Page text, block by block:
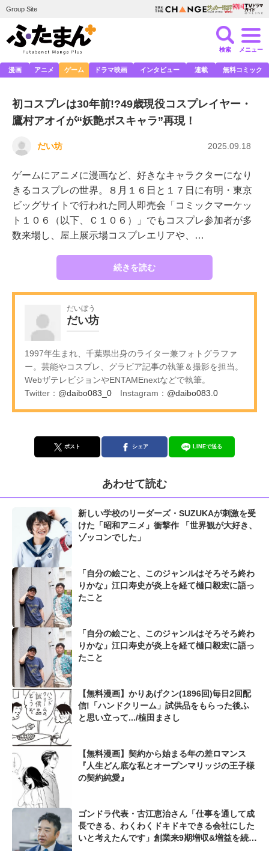
Group Site
検索 メニュー
漫画 アニメ ゲーム ドラマ映画 インタビュー 連載 無料コミック
初コスプレは30年前!?49歳現役コスプレイヤー・
鷹村アオイが“妖艶ボスキャラ”再現！
だい坊 2025.09.18
ゲームにアニメに漫画など、好きなキャラクターになり
きるコスプレの世界。８月１６日と１７日に有明・東京
ビッグサイトで行われた同人即売会「コミックマーケッ
ト１０６（以下、Ｃ１０６）」でもコスプレ参加者が多
数来場し、屋上展示場コスプレエリアや、…
続きを読む
だいぼう
だい坊
1997年生まれ、千葉県出身のライター兼フォトグラファ
ー。芸能やコスプレ、グラビア記事の執筆＆撮影を担当。
WebザテレビジョンやENTAMEnextなどで執筆。
Twitter： @daibo083_0 Instagram： @daibo083.0
ポスト シェア LINEで送る
あわせて読む
新しい学校のリーダーズ・SUZUKAが刺激を受
けた「昭和アニメ」衝撃作 「世界観が大好き、
ゾッコンでした」
「自分の絵ごと、このジャンルはそろそろ終わ
りかな」江口寿史が炎上を経て樋口毅宏に語っ
たこと
「自分の絵ごと、このジャンルはそろそろ終わ
りかな」江口寿史が炎上を経て樋口毅宏に語っ
たこと
【無料漫画】かりあげクン(1896回)毎日2回配
信!「ハンドクリーム」試供品をもらった後ふ
と思い立って.../植田まさし
【無料漫画】契約から始まる年の差ロマンス
『人生どん底な私とオープンマリッジの王子様
の契約純愛』
ゴンドラ代表・古江恵治さん「仕事を通して成
長できる、わくわくドキドキできる会社にした
いと考えたんです」創業来9期増収&増益を続け